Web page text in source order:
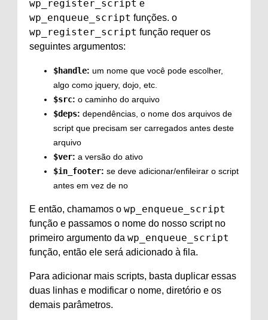
wp_register_script e
wp_enqueue_script funções. o
wp_register_script função requer os
seguintes argumentos:
$handle: um nome que você pode escolher,
algo como jquery, dojo, etc.
$src: o caminho do arquivo
$deps: dependências, o nome dos arquivos de
script que precisam ser carregados antes deste
arquivo
$ver: a versão do ativo
$in_footer: se deve adicionar/enfileirar o script
antes em vez de no
E então, chamamos o wp_enqueue_script
função e passamos o nome do nosso script no
primeiro argumento da wp_enqueue_script
função, então ele será adicionado à fila.
Para adicionar mais scripts, basta duplicar essas
duas linhas e modificar o nome, diretório e os
demais parâmetros.